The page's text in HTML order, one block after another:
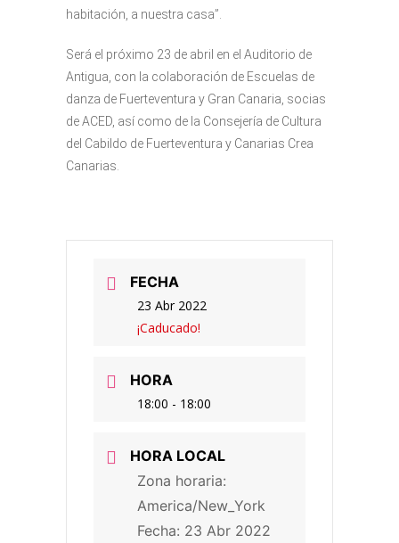
habitación, a nuestra casa”.
Será el próximo 23 de abril en el Auditorio de
Antigua, con la colaboración de Escuelas de
danza de Fuerteventura y Gran Canaria, socias
de ACED, así como de la Consejería de Cultura
del Cabildo de Fuerteventura y Canarias Crea
Canarias.
FECHA
23 Abr 2022
¡Caducado!
HORA
18:00 - 18:00
HORA LOCAL
Zona horaria:
America/New_York
Fecha: 23 Abr 2022